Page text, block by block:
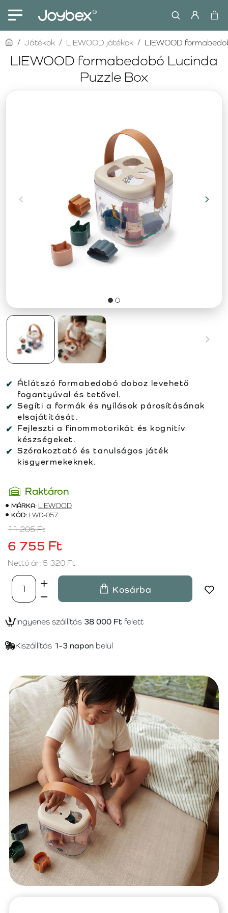
LIEWOOD formabedobó Lucinda
Puzzle Box
homeJátékok LIEWOOD játékok LIEWOOD
Átlátszó formabedobó doboz levehető
fogantyúval és tetővel.
Segíti a formák és nyílások párosításának
elsajátítását.
Fejleszti a finommotorikát és kognitív
készségeket.
Szórakoztató és tanulságos játék
kisgyermekeknek.
Raktáron
MÁRKA: LIEWOOD
KÓD: LWD-057
6 755 Ft
11 205 Ft
Nettó ár: 5 320 Ft
Kosárba
Ingyenes szállítás 38 000 Ft felett
Kiszállítás 1-3 napon belül